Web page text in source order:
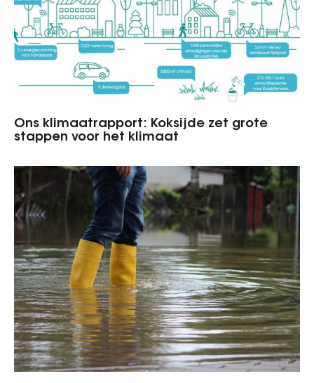
Ons klimaatrapport: Koksijde zet grote
stappen voor het klimaat